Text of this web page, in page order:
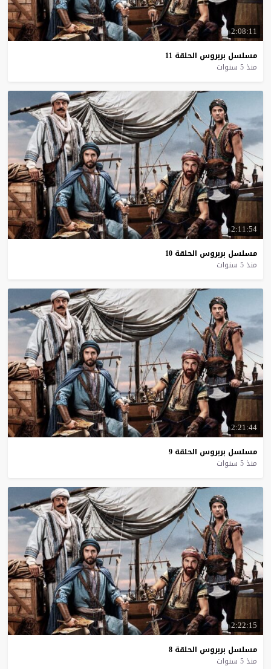
2:08:11
مسلسل بربروس الحلقة 11
منذ 5 سنوات
2:11:54
مسلسل بربروس الحلقة 10
منذ 5 سنوات
2:21:44
مسلسل بربروس الحلقة 9
منذ 5 سنوات
2:22:15
مسلسل بربروس الحلقة 8
منذ 5 سنوات